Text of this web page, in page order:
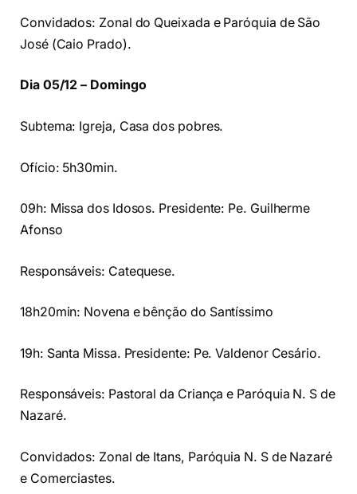
Convidados: Zonal do Queixada e Paróquia de São
José (Caio Prado).
Dia 05/12 – Domingo
Subtema: Igreja, Casa dos pobres.
Ofício: 5h30min.
09h: Missa dos Idosos. Presidente: Pe. Guilherme
Afonso
Responsáveis: Catequese.
18h20min: Novena e bênção do Santíssimo
19h: Santa Missa. Presidente: Pe. Valdenor Cesário.
Responsáveis: Pastoral da Criança e Paróquia N. S de
Nazaré.
Convidados: Zonal de Itans, Paróquia N. S de Nazaré
e Comerciastes.